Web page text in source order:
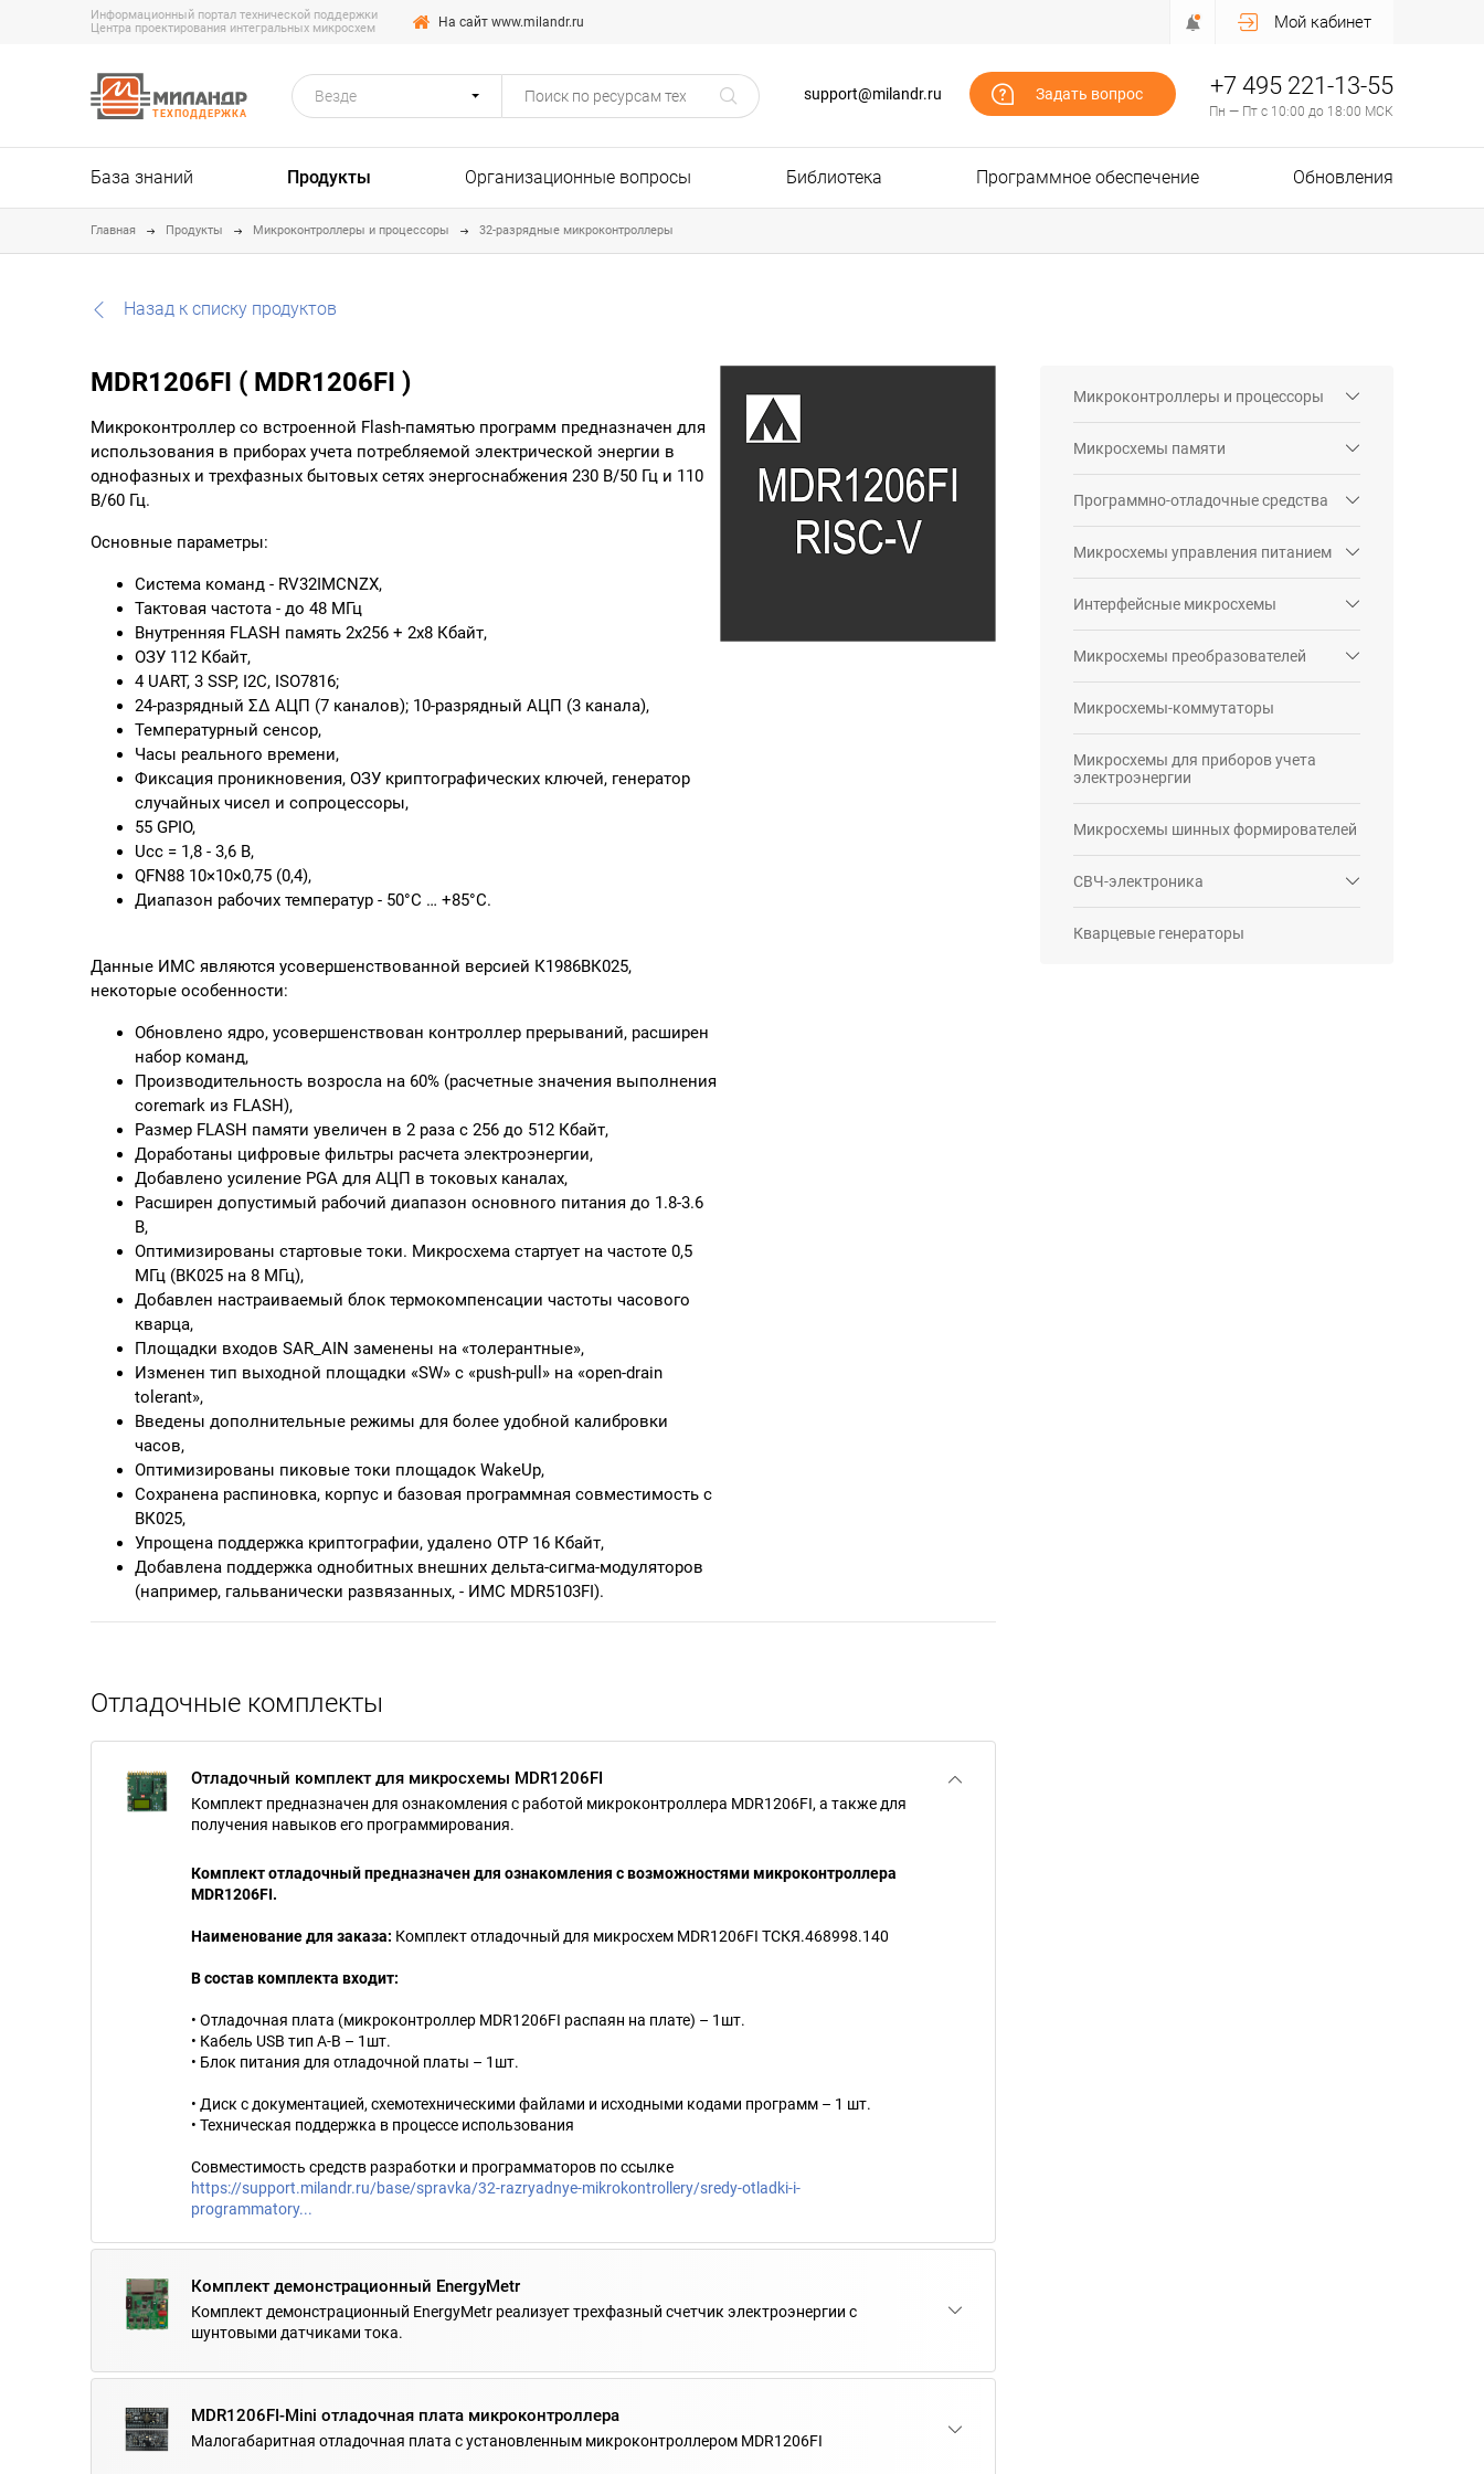
Информационный портал технической поддержки
Центра проектирования интегральных микросхем
На сайт www.milandr.ru Мой кабинет
ТЕХПОДДЕРЖКА
Везде support@milandr.ru Задать вопрос +7 495 221-13-55
Пн — Пт с 10:00 до 18:00 МСК
База знаний Продукты Организационные вопросы Библиотека Программное обеспечение Обновления
Главная Продукты Микроконтроллеры и процессоры 32-разрядные микроконтроллеры
Назад к списку продуктов
MDR1206FI ( MDR1206FI )
Микроконтроллер со встроенной Flash-памятью программ предназначен для
использования в приборах учета потребляемой электрической энергии в
однофазных и трехфазных бытовых сетях энергоснабжения 230 В/50 Гц и 110
В/60 Гц.
Основные параметры:
Система команд - RV32IMCNZX,
Тактовая частота - до 48 МГц
Внутренняя FLASH память 2х256 + 2х8 Кбайт,
ОЗУ 112 Кбайт,
4 UART, 3 SSP, I2C, ISO7816;
24-разрядный ΣΔ АЦП (7 каналов); 10-разрядный АЦП (3 канала),
Температурный сенсор,
Часы реального времени,
Фиксация проникновения, ОЗУ криптографических ключей, генератор
случайных чисел и сопроцессоры,
55 GPIO,
Ucc = 1,8 - 3,6 В,
QFN88 10×10×0,75 (0,4),
Диапазон рабочих температур - 50°С … +85°С.
Данные ИМС являются усовершенствованной версией К1986ВК025,
некоторые особенности:
Обновлено ядро, усовершенствован контроллер прерываний, расширен
набор команд,
Производительность возросла на 60% (расчетные значения выполнения
coremark из FLASH),
Размер FLASH памяти увеличен в 2 раза с 256 до 512 Кбайт,
Доработаны цифровые фильтры расчета электроэнергии,
Добавлено усиление PGA для АЦП в токовых каналах,
Расширен допустимый рабочий диапазон основного питания до 1.8-3.6
В,
Оптимизированы стартовые токи. Микросхема стартует на частоте 0,5
МГц (ВК025 на 8 МГц),
Добавлен настраиваемый блок термокомпенсации частоты часового
кварца,
Площадки входов SAR_AIN заменены на «толерантные»,
Изменен тип выходной площадки «SW» с «push-pull» на «open-drain
tolerant»,
Введены дополнительные режимы для более удобной калибровки
часов,
Оптимизированы пиковые токи площадок WakeUp,
Сохранена распиновка, корпус и базовая программная совместимость с
ВК025,
Упрощена поддержка криптографии, удалено ОТР 16 Кбайт,
Добавлена поддержка однобитных внешних дельта-сигма-модуляторов
(например, гальванически развязанных, - ИМС MDR5103FI).
Отладочные комплекты
Отладочный комплект для микросхемы MDR1206FI
Комплект предназначен для ознакомления с работой микроконтроллера MDR1206FI, а также для
получения навыков его программирования.
Комплект отладочный предназначен для ознакомления с возможностями микроконтроллера
MDR1206FI.
Наименование для заказа: Комплект отладочный для микросхем MDR1206FI ТСКЯ.468998.140
В состав комплекта входит:
• Отладочная плата (микроконтроллер MDR1206FI распаян на плате) – 1шт.
• Кабель USB тип A-B – 1шт.
• Блок питания для отладочной платы – 1шт.
• Диск с документацией, схемотехническими файлами и исходными кодами программ – 1 шт.
• Техническая поддержка в процессе использования
Совместимость средств разработки и программаторов по ссылке
https://support.milandr.ru/base/spravka/32-razryadnye-mikrokontrollery/sredy-otladki-i-
programmatory...
Комплект демонстрационный EnergyMetr
Комплект демонстрационный EnergyMetr реализует трехфазный счетчик электроэнергии с
шунтовыми датчиками тока.
MDR1206FI-Mini отладочная плата микроконтроллера
Малогабаритная отладочная плата с установленным микроконтроллером MDR1206FI
Микроконтроллеры и процессоры
Микросхемы памяти
Программно-отладочные средства
Микросхемы управления питанием
Интерфейсные микросхемы
Микросхемы преобразователей
Микросхемы-коммутаторы
Микросхемы для приборов учета
электроэнергии
Микросхемы шинных формирователей
СВЧ-электроника
Кварцевые генераторы